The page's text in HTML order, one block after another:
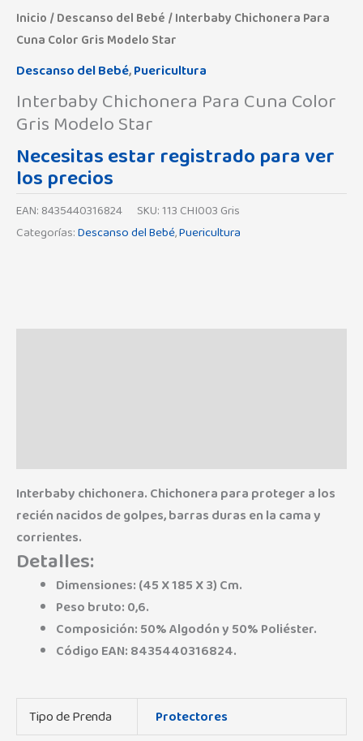
Inicio /Descanso del Bebé / Interbaby Chichonera Para
Cuna Color Gris Modelo Star
Descanso del Bebé,Puericultura
Interbaby Chichonera Para Cuna Color
Gris Modelo Star
Necesitas estar registrado para ver
los precios
EAN: 8435440316824 SKU:113 CHI003 Gris
Categorías:Descanso del Bebé,Puericultura
Interbaby chichonera. Chichonera para proteger a los
recién nacidos de golpes, barras duras en la cama y
corrientes.
Detalles:
Dimensiones: (45 X 185 X 3) Cm.
Peso bruto: 0,6.
Composición: 50% Algodón y 50% Poliéster.
Código EAN: 8435440316824.
Tipo de Prenda Protectores